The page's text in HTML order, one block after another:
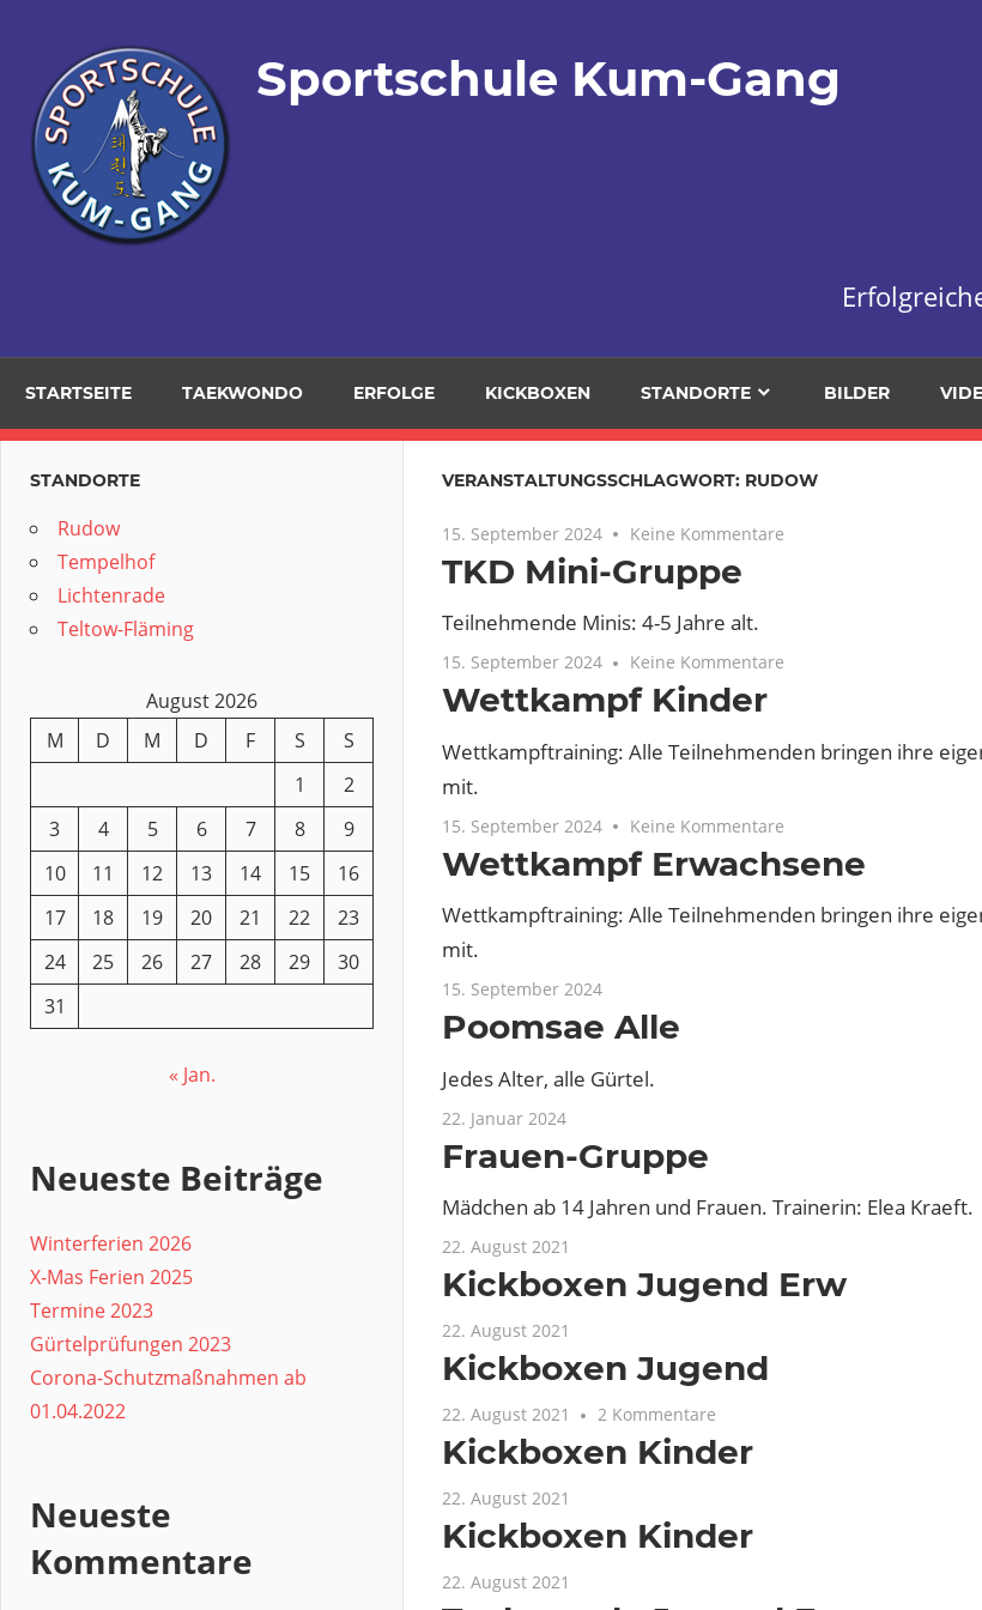
springen
Sportschule Kum-Gang
STARTSEITE TAEKWONDO ERFOLGE KICKBOXEN STANDORTE BILDER
VERANSTALTUNGSSCHLAGWORT: RUDOW
15. September 2024 Keine Kommentare
TKD Mini-Gruppe
Teilnehmende Minis: 4-5 Jahre alt.
15. September 2024 Keine Kommentare
Wettkampf Kinder
Wettkampftraining: Alle Teilnehmenden bringen ihre
mit.
15. September 2024 Keine Kommentare
Wettkampf Erwachsene
Wettkampftraining: Alle Teilnehmenden bringen ihre
mit.
15. September 2024
Poomsae Alle
Jedes Alter, alle Gürtel.
22. Januar 2024
Frauen-Gruppe
Mädchen ab 14 Jahren und Frauen. Trainerin: Elea Kraeft.
22. August 2021
Kickboxen Jugend Erw
22. August 2021
Kickboxen Jugend
22. August 2021 2 Kommentare
Kickboxen Kinder
22. August 2021
Kickboxen Kinder
22. August 2021
STANDORTE
Rudow
Tempelhof
Lichtenrade
Teltow-Fläming
August 2026
M
D M D F S
S
1
2
3
4 5 6 7 8
9
10
11 12 13 14 15
16
17
18 19 20 21 22
23
24
25 26 27 28 29
30
31
« Jan.
Neueste Beiträge
Winterferien 2026
X-Mas Ferien 2025
Termine 2023
Gürtelprüfungen 2023
Corona-Schutzmaßnahmen ab
01.04.2022
Neueste
Kommentare